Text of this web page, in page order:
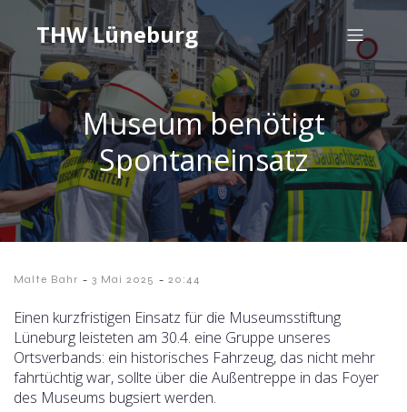
THW Lüneburg
Museum benötigt
Spontaneinsatz
Malte Bahr - 3 Mai 2025 - 20:44
Einen kurzfristigen Einsatz für die Museumsstiftung
Lüneburg leisteten am 30.4. eine Gruppe unseres
Ortsverbands: ein historisches Fahrzeug, das nicht mehr
fahrtüchtig war, sollte über die Außentreppe in das Foyer
des Museums bugsiert werden.